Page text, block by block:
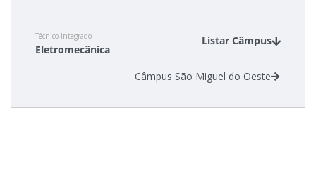
Técnico Integrado
Eletromecânica
Listar Câmpus
Câmpus São Miguel do Oeste